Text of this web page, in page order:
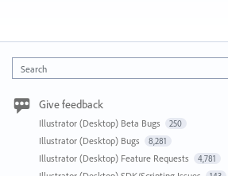
Search
Give feedback
Illustrator (Desktop) Beta Bugs 250
Illustrator (Desktop) Bugs 8,281
Illustrator (Desktop) Feature Requests 4,781